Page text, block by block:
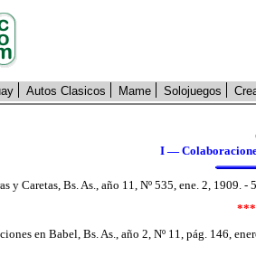
Autos Clasicos Mame Solojuegos
I —
y Caretas, Bs. As., año 11, Nº 535, ene. 2, 1909. -
en Babel, Bs. As., año 2, Nº 11, pág. 146,